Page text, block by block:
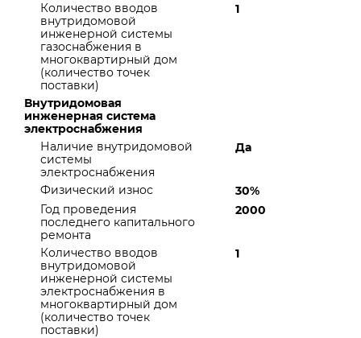
Количество вводов
внутридомовой
инженерной системы
газоснабжения в
многоквартирный дом
(количество точек
поставки)
1
Внутридомовая
инженерная система
электроснабжения
Наличие внутридомовой
системы
электроснабжения
Да
Физический износ
30%
Год проведения
последнего капитального
ремонта
2000
Количество вводов
внутридомовой
инженерной системы
электроснабжения в
многоквартирный дом
(количество точек
поставки)
1